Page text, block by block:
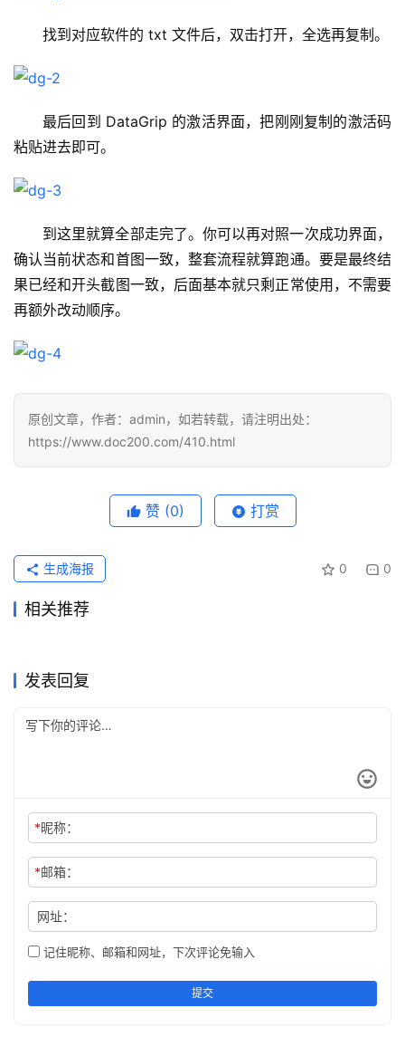
找到对应软件的 txt 文件后，双击打开，全选再复制。
最后回到 DataGrip 的激活界面，把刚刚复制的激活码
粘贴进去即可。
到这里就算全部走完了。你可以再对照一次成功界面，
确认当前状态和首图一致，整套流程就算跑通。要是最终结
果已经和开头截图一致，后面基本就只剩正常使用，不需要
再额外改动顺序。
原创文章，作者：admin，如若转载，请注明出处：
https://www.doc200.com/410.html
赞 (0) 打赏
0 0
生成海报
相关推荐
再动脚本
DataGrip激活码
发表回复
*昵称：
*邮箱：
网址：
记住昵称、邮箱和网址，下次评论免输入
提交